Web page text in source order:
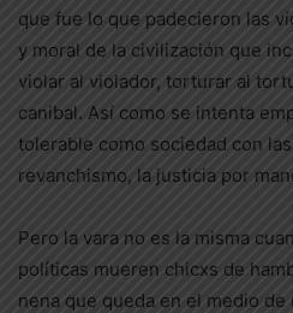
que fue lo que padecieron las
y moral de la civilización que
violar al violador, torturar al
canibal. Así como se intenta
tolerable como sociedad con
revanchismo, la justicia por
Pero la vara no es la misma
políticas mueren chicxs de
nena que queda en el medio